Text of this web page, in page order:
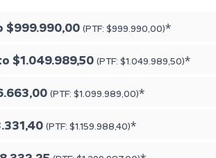
$999.990,00 (PTF: $999.990,00)*
$1.049.989,50 (PTF: $1.049.989,50)*
(PTF: $1.099.989,00)*
(PTF: $1.159.988,40)*